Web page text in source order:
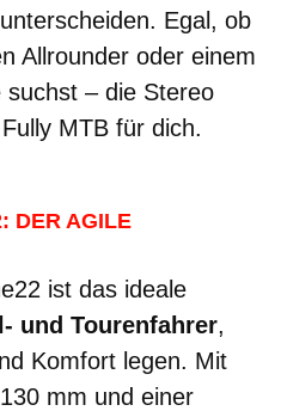
Egal, ob
Allrounder oder einem
suchst – die Stereo
MTB für dich.
DER AGILE
ist das ideale
und Tourenfahrer,
Komfort legen. Mit
mm und einer